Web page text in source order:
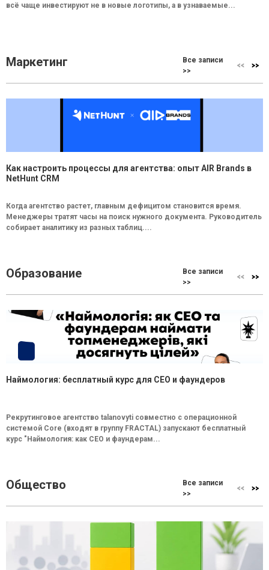
всё чаще инвестируют не в новые логотипы, а в узнаваемые...
Маркетинг
Все записи
>>
Как настроить процессы для агентства: опыт AIR Brands в
NetHunt CRM
Когда агентство растет, главным дефицитом становится время.
Менеджеры тратят часы на поиск нужного документа. Руководитель
собирает аналитику из разных таблиц....
Образование
Все записи
>>
Наймология: бесплатный курс для CEO и фаундеров
Рекрутинговое агентство talanovyti совместно с операционной
системой Core (входят в группу FRACTAL) запускают бесплатный
курс "Наймология: как СEO и фаундерам...
Общество
Все записи
>>